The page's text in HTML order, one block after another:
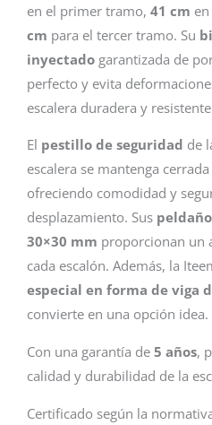
en el primer tramo, 41 cm
cm para el tercer tramo. Su
inyectado garantizada de
perfecto y evita
escalera duradera y
El pestillo de seguridad de
escalera se mantenga
ofreciendo comodidad y
desplazamiento. Sus
30×30 mm proporcionan un
cada escalón. Además, la
especial en forma de viga
convierte en una opción idea.
Con una garantía de 5 años,
calidad y durabilidad de la
Certificado según la